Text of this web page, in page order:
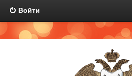
Войти